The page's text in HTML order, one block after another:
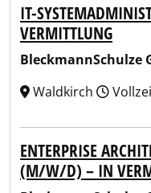
IT-
VERMITTLUNG
BleckmannSchulze
Waldkirch
ENTERPRISE
(M/W/D) – IN